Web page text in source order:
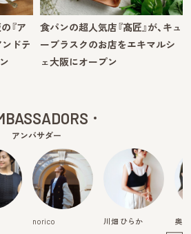
『ア
ドテ
食パンの超人気店『髙匠』が、キュ
ーブラスクのお店をエキマルシ
ェ大阪にオープン
アンバサダー
norico 川畑 ひらか 奥